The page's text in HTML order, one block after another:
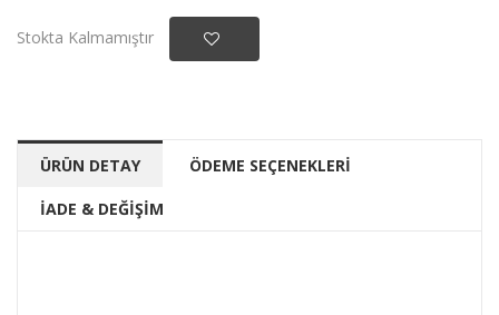
Stokta Kalmamıştır
ÜRÜN DETAY ÖDEME SEÇENEKLERİ
İADE & DEĞİŞİM